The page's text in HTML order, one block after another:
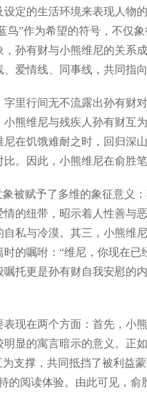
的生活环境来表现人物
鸟”作为希望的符号，不
孙有财与小熊维尼的关系
爱情线、同事线，共同指
行间无不流露出孙有财
熊维尼与残疾人孙有财互
在饥饿难耐之时，回归深
。因此，小熊维尼在俞胜
赋予了多维的象征意义：
的纽带，昭示着人性善与
私与冷漠。其三，小熊维
的嘱咐：“维尼，你现在
嘱托更是孙有财自我安慰
在两个方面：首先，小
显的寓言暗示的意义。正
支撑，共同抵挡了被利
的阅读体验。由此可见，